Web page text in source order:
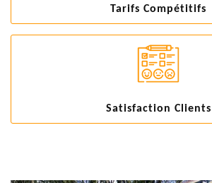
Tarifs Compétitifs
Satisfaction Clients